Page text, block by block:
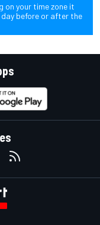
on your time zone it
before or after the